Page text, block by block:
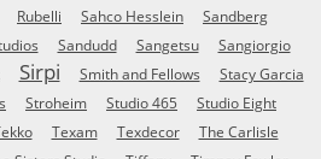
Rubelli Sahco Hesslein Sandberg
Sandudd Sangetsu
Sangiorgio
Sirpi Smith and Fellows
Stacy Garcia
Stroheim Studio 465
Studio Eight
Texam Texdecor
The Carlisle